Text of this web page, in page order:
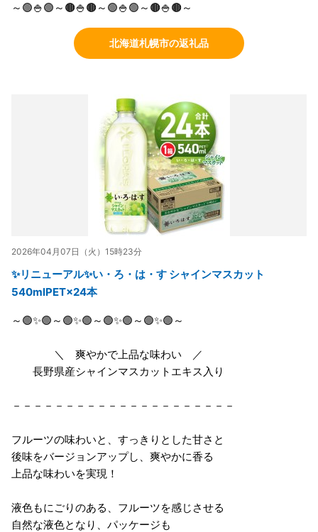
～🟢🍚🟢～🟤🍚🟤～🟢🍚🟢～🟤🍚🟤～
北海道札幌市の返礼品
2026年04月07日（火）15時23分
✨リニューアル✨い・ろ・は・す シャインマスカット
540mlPET×24本
～🟢✨🟢～🟢✨🟢～🟢✨🟢～🟢✨🟢～
＼ 爽やかで上品な味わい ／
長野県産シャインマスカットエキス入り
－－－－－－－－－－－－－－－－－－－－－
フルーツの味わいと、すっきりとした甘さと
後味をバージョンアップし、爽やかに香る
上品な味わいを実現！
液色もにごりのある、フルーツを感じさせる
自然な液色となり、パッケージも